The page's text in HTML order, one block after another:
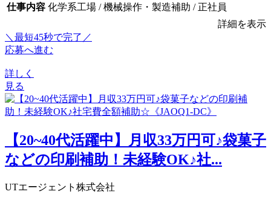
仕事内容 化学系工場 / 機械操作・製造補助 / 正社員
詳細を表示
＼最短45秒で完了／
応募へ進む
詳しく
見る
【20~40代活躍中】月収33万円可♪袋菓子
などの印刷補助！未経験OK♪社...
UTエージェント株式会社